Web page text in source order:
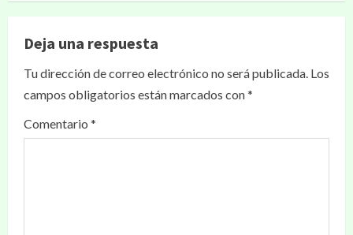
Deja una respuesta
Tu dirección de correo electrónico no será publicada. Los
campos obligatorios están marcados con*
Comentario *